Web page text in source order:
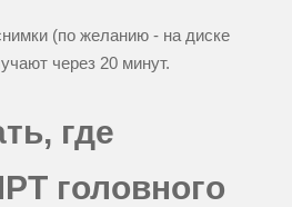
(по желанию - на диске
через 20 минут.
где
головного